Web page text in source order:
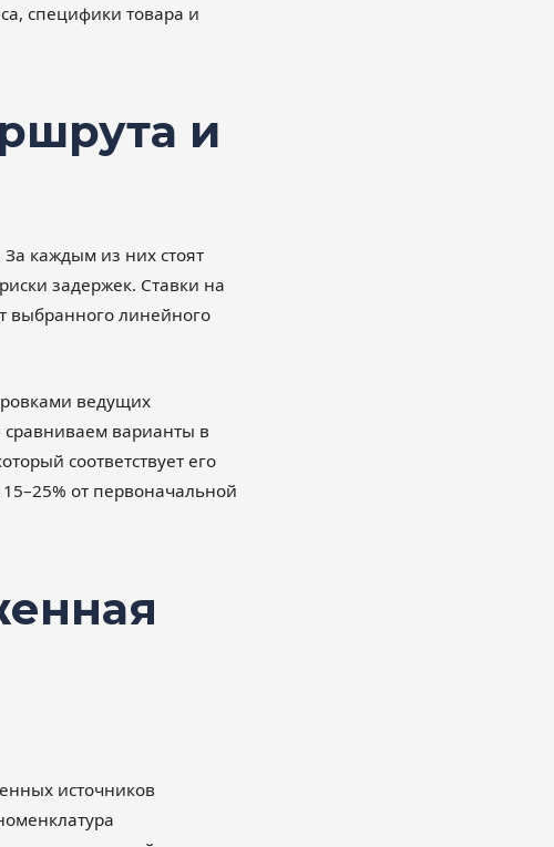
специфики товара и
и
каждым из них стоят
задержек. Ставки на
выбранного линейного
ведущих
варианты в
соответствует его
от первоначальной
источников